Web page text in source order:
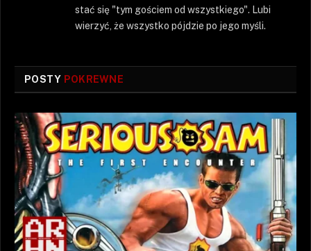
stać się "tym gościem od wszystkiego". Lubi
wierzyć, że wszystko pójdzie po jego myśli.
POSTY POKREWNE